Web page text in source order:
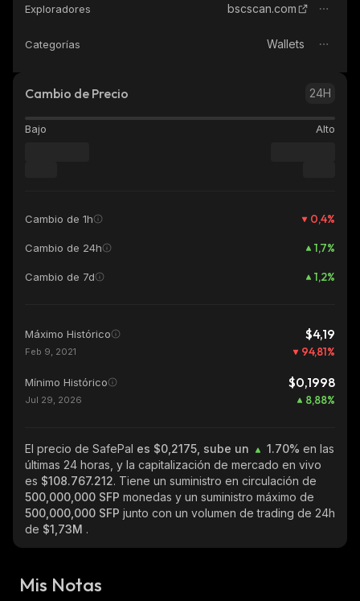
Exploradores bscscan.com
Categorías Wallets
Cambio de Precio 24H
Bajo Alto
Cambio de 1h 0,4%
Cambio de 24h 1,7%
Cambio de 7d 1,2%
Máximo Histórico $4,19
Feb 9, 2021 94,81%
Mínimo Histórico $0,1998
Jul 29, 2026 8,88%
El precio de SafePal es $0,2175, sube un 1.70% en las
últimas 24 horas, y la capitalización de mercado en vivo
es $108.767.212. Tiene un suministro en circulación de
500,000,000 SFP monedas y un suministro máximo de
500,000,000 SFP junto con un volumen de trading de 24h
de $1,73M .
Mis Notas